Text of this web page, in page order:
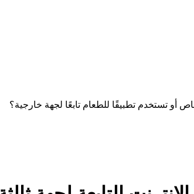
أو تستخدم تطبيقًا للطعام تابعًا لجهة خارجية؟